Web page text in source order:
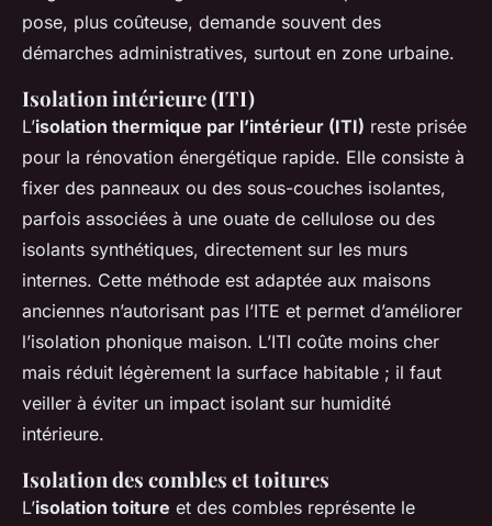
pose, plus coûteuse, demande souvent des
démarches administratives, surtout en zone urbaine.
Isolation intérieure (ITI)
L’isolation thermique par l’intérieur (ITI) reste prisée
pour la rénovation énergétique rapide. Elle consiste à
fixer des panneaux ou des sous-couches isolantes,
parfois associées à une ouate de cellulose ou des
isolants synthétiques, directement sur les murs
internes. Cette méthode est adaptée aux maisons
anciennes n’autorisant pas l’ITE et permet d’améliorer
l’isolation phonique maison. L’ITI coûte moins cher
mais réduit légèrement la surface habitable ; il faut
veiller à éviter un impact isolant sur humidité
intérieure.
Isolation des combles et toitures
L’isolation toiture et des combles représente le